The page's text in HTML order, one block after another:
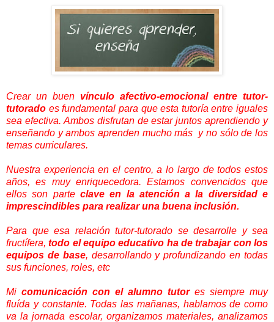
Crear un buen vínculo afectivo-emocional entre tutor-
tutorado es fundamental para que esta tutoría entre iguales
sea efectiva. Ambos disfrutan de estar juntos aprendiendo y
enseñando y ambos aprenden mucho más y no sólo de los
temas curriculares.
Nuestra experiencia en el centro, a lo largo de todos estos
años, es muy enriquecedora. Estamos convencidos que
ellos son parte clave en la atención a la diversidad e
imprescindibles para realizar una buena inclusión.
Para que esa relación tutor-tutorado se desarrolle y sea
fructífera,todo el equipo educativo ha de trabajar con los
equipos de base, desarrollando y profundizando en todas
sus funciones, roles, etc
Mi comunicación con el alumno tutores siempre muy
fluída y constante. Todas las mañanas, hablamos de como
va la jornada escolar, organizamos materiales, analizamos